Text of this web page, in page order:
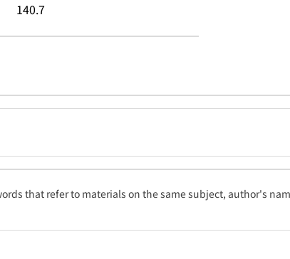
140.7
that refer to materials on the same subject, author's